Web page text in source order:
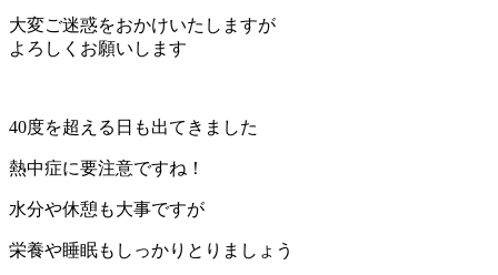
大変ご迷惑をおかけいたしますが
よろしくお願いします
40度を超える日も出てきました
熱中症に要注意ですね！
水分や休憩も大事ですが
栄養や睡眠もしっかりとりましょう